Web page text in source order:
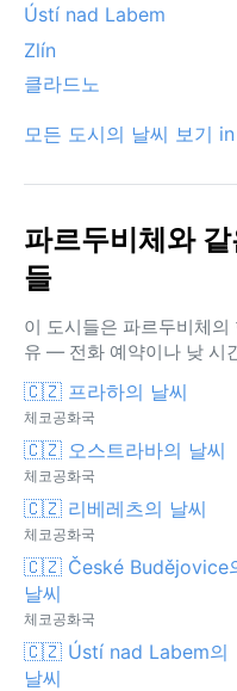
Ústí nad Labem
Zlín
클라드노
모든 도시의 날씨 보기
파르두비체와
들
이 도시들은 파르두비체
유 — 전화 예약이나 낮 시
🇨🇿 프라하의 날씨
체코공화국
🇨🇿 오스트라바의 날씨
체코공화국
🇨🇿 리베레츠의 날씨
체코공화국
🇨🇿 České Budějovice
날씨
체코공화국
🇨🇿 Ústí nad Labem의
날씨